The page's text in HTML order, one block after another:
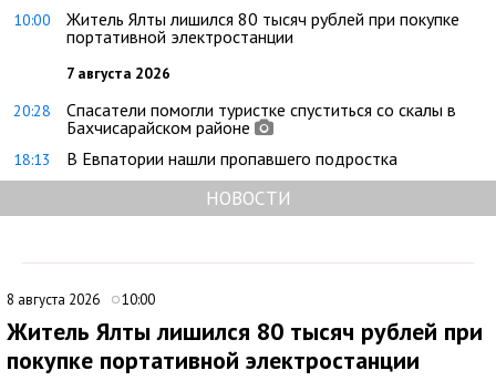
10:00
Житель Ялты лишился 80 тысяч рублей при покупке
портативной электростанции
7 августа 2026
20:28
Спасатели помогли туристке спуститься со скалы в
Бахчисарайском районе
18:13 В Евпатории нашли пропавшего подростка
НОВОСТИ
8 августа 2026 10:00
Житель Ялты лишился 80 тысяч рублей при
покупке портативной электростанции